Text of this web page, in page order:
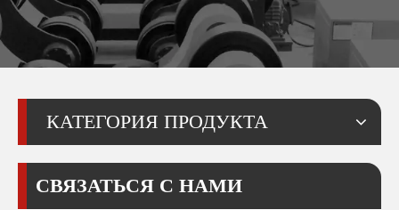
КАТЕГОРИЯ ПРОДУКТА
СВЯЗАТЬСЯ С НАМИ